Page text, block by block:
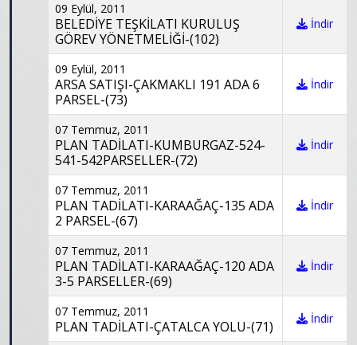
09 Eylül, 2011
BELEDİYE TEŞKİLATI KURULUŞ
GÖREV YÖNETMELİĞİ-(102)
İndir
09 Eylül, 2011
ARSA SATIŞI-ÇAKMAKLI 191 ADA 6
PARSEL-(73)
İndir
07 Temmuz, 2011
PLAN TADİLATI-KUMBURGAZ-524-
541-542PARSELLER-(72)
İndir
07 Temmuz, 2011
PLAN TADİLATI-KARAAĞAÇ-135 ADA
2 PARSEL-(67)
İndir
07 Temmuz, 2011
PLAN TADİLATI-KARAAĞAÇ-120 ADA
3-5 PARSELLER-(69)
İndir
07 Temmuz, 2011
PLAN TADİLATI-ÇATALCA YOLU-(71) İndir